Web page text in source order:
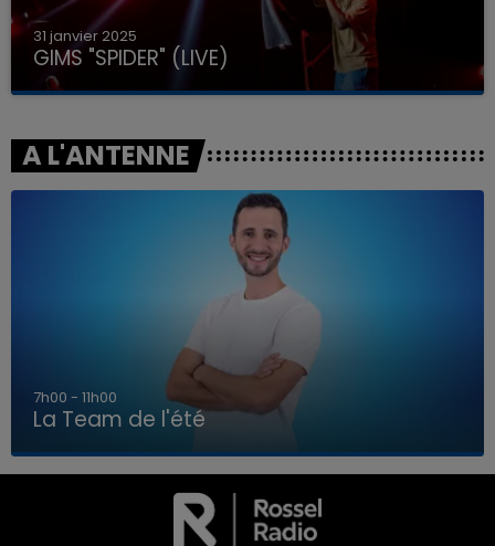
LA TEAM DE L'ÉTÉ
31 janvier 2025
GIMS "SPIDER" (LIVE)
A L'ANTENNE
7h00 - 11h00
La Team de l'été